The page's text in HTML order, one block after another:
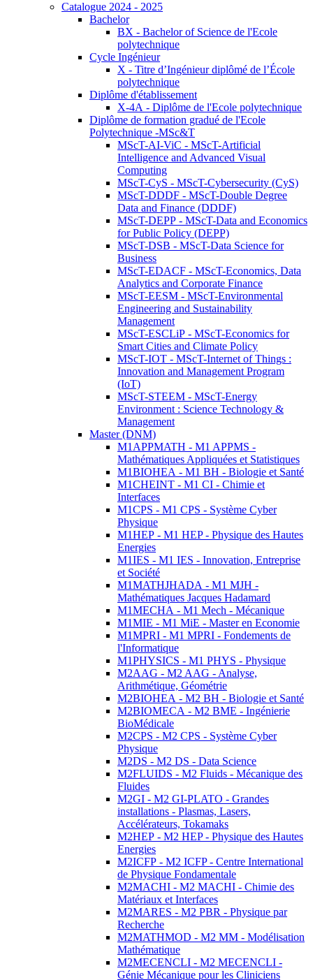
Catalogue 2024 - 2025
Bachelor
BX - Bachelor of Science de l'Ecole
polytechnique
Cycle Ingénieur
X - Titre d’Ingénieur diplômé de l’École
polytechnique
Diplôme d'établissement
X-4A - Diplôme de l'Ecole polytechnique
Diplôme de formation gradué de l'Ecole
Polytechnique -MSc&T
MScT-AI-ViC - MScT-Artificial
Intelligence and Advanced Visual
Computing
MScT-CyS - MScT-Cybersecurity (CyS)
MScT-DDDF - MScT-Double Degree
Data and Finance (DDDF)
MScT-DEPP - MScT-Data and Economics
for Public Policy (DEPP)
MScT-DSB - MScT-Data Science for
Business
MScT-EDACF - MScT-Economics, Data
Analytics and Corporate Finance
MScT-EESM - MScT-Environmental
Engineering and Sustainability
Management
MScT-ESCLiP - MScT-Economics for
Smart Cities and Climate Policy
MScT-IOT - MScT-Internet of Things :
Innovation and Management Program
(IoT)
MScT-STEEM - MScT-Energy
Environment : Science Technology &
Management
Master (DNM)
M1APPMATH - M1 APPMS -
Mathématiques Appliquées et Statistiques
M1BIOHEA - M1 BH - Biologie et Santé
M1CHEINT - M1 CI - Chimie et
Interfaces
M1CPS - M1 CPS - Système Cyber
Physique
M1HEP - M1 HEP - Physique des Hautes
Energies
M1IES - M1 IES - Innovation, Entreprise
et Société
M1MATHJHADA - M1 MJH -
Mathématiques Jacques Hadamard
M1MECHA - M1 Mech - Mécanique
M1MIE - M1 MiE - Master en Economie
M1MPRI - M1 MPRI - Fondements de
l'Informatique
M1PHYSICS - M1 PHYS - Physique
M2AAG - M2 AAG - Analyse,
Arithmétique, Géométrie
M2BIOHEA - M2 BH - Biologie et Santé
M2BIOMECA - M2 BME - Ingénierie
BioMédicale
M2CPS - M2 CPS - Système Cyber
Physique
M2DS - M2 DS - Data Science
M2FLUIDS - M2 Fluids - Mécanique des
Fluides
M2GI - M2 GI-PLATO - Grandes
installations - Plasmas, Lasers,
Accélérateurs, Tokamaks
M2HEP - M2 HEP - Physique des Hautes
Energies
M2ICFP - M2 ICFP - Centre International
de Physique Fondamentale
M2MACHI - M2 MACHI - Chimie des
Matériaux et Interfaces
M2MARES - M2 PBR - Physique par
Recherche
M2MATHMOD - M2 MM - Modélisation
Mathématique
M2MECENCLI - M2 MECENCLI -
Génie Mécanique pour les Cliniciens